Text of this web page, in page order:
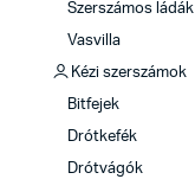
Szerszámos ládák
Vasvilla
Kézi szerszámok
Bitfejek
Drótkefék
Drótvágók